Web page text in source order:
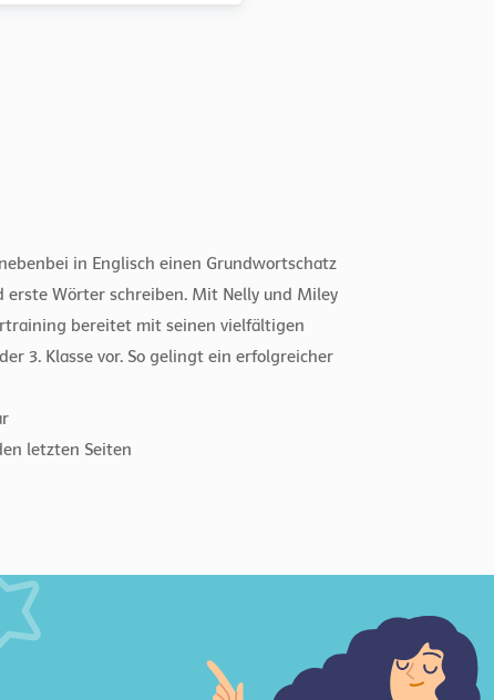
in Englisch einen Grundwortschatz
erste Wörter schreiben. Mit Nelly und Miley
bereitet mit seinen vielfältigen
3. Klasse vor. So gelingt ein erfolgreicher
letzten Seiten